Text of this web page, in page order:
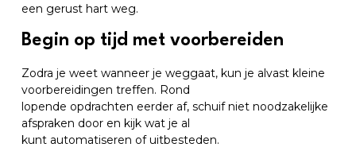
een gerust hart weg.
Begin op tijd met voorbereiden
Zodra je weet wanneer je weggaat, kun je alvast kleine
voorbereidingen treffen. Rond
lopende opdrachten eerder af, schuif niet noodzakelijke
afspraken door en kijk wat je al
kunt automatiseren of uitbesteden.